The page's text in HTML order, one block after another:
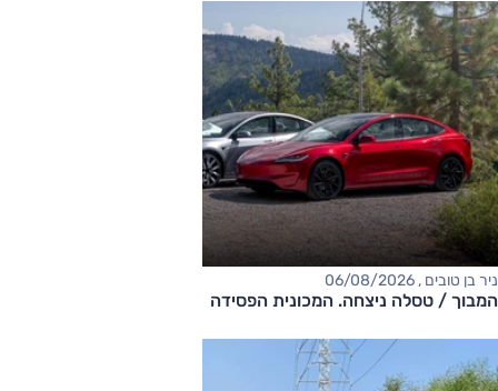
ניר בן טובים , 06/08/2026
המבוך / טסלה ניצחה. המכונית הפסידה